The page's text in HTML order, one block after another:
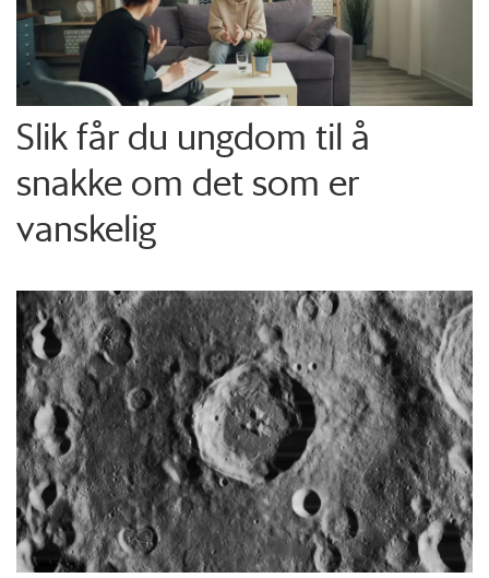
Slik får du ungdom til å
snakke om det som er
vanskelig